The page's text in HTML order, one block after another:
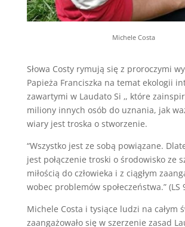
Michele Costa
Słowa Costy rymują się z proroczymi
Papieża Franciszka na temat ekologii
zawartymi w Laudato Si ‚, które
miliony innych osób do uznania, jak
wiary jest troska o stworzenie.
“Wszystko jest ze sobą powiązane.
jest połączenie troski o środowisko ze
miłością do człowieka i z ciągłym
wobec problemów społeczeństwa.” (LS
Michele Costa i tysiące ludzi na całym
zaangażowało się w szerzenie zasad